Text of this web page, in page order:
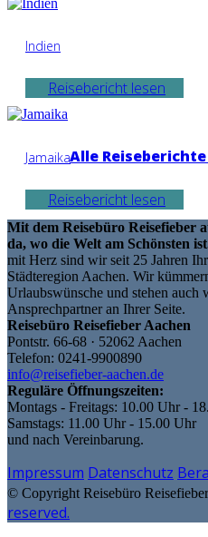
Indien
Reisebericht lesen
Jamaika
Reisebericht lesen
Alle
Mit dem Reisebüro Reisefieber
da, wo die Welt am Schönsten
mit Herz sind wir seit 25 Jahren
Städteregion Aachen. Wir
Urlaubswünsche und stehen auch
Ansprechpartner an Ihrer Seite.
Reisebüro Reisefieber Aachen
Pontstr. 66-68 · 52062 Aachen
Telefon: 0241-9900890
info@reisefieber-aachen.de
Reguläre Öffnungszeiten:
Montags - Freitags: 10.00 Uhr -
Samstags: 11.00 Uhr - 15.00 Uhr
und nach Vereinbarung.
Impressum Datenschutz
© Copyright Reisebüro
reserved.